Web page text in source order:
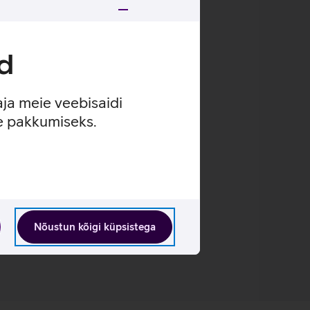
meie veebisaidi
pakkumiseks.
Nõustun kõigi küpsistega
videokõnede kvaliteedi.
helipildiga.